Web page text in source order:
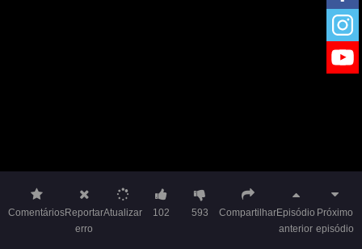
ComentáriosReportar
erro
Atualizar 102 593 CompartilharEpisódio
anterior
Próximo
episódio